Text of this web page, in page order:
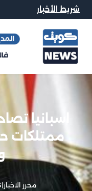
شريط الأخبار
ممتلكات
محرر الاخبار|13 ديسمبر,